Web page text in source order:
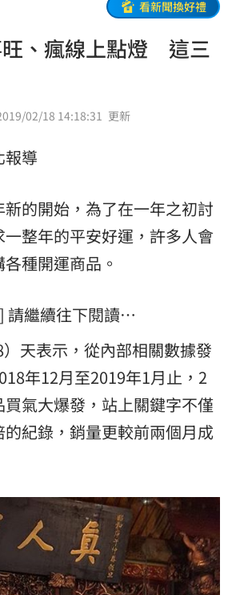
看新聞換好禮
旺、瘋線上點燈 這三
02/18 14:18:31 更新
報導
的開始，為了在一年之初討
整年的平安好運，許多人會
種開運商品。
請繼續往下閱讀…
天表示，從內部相關數據發
年12月至2019年1月止，2
氣大爆發，站上關鍵字不僅
紀錄，銷量更較前兩個月成